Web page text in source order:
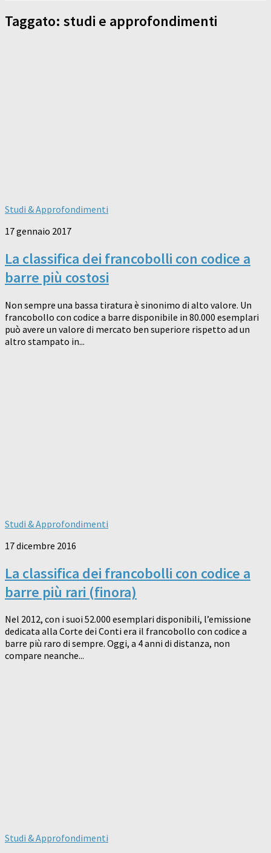
Taggato: studi e approfondimenti
Studi & Approfondimenti
17 gennaio 2017
La classifica dei francobolli con codice a
barre più costosi
Non sempre una bassa tiratura è sinonimo di alto valore. Un
francobollo con codice a barre disponibile in 80.000 esemplari
può avere un valore di mercato ben superiore rispetto ad un
altro stampato in...
Studi & Approfondimenti
17 dicembre 2016
La classifica dei francobolli con codice a
barre più rari (finora)
Nel 2012, con i suoi 52.000 esemplari disponibili, l’emissione
dedicata alla Corte dei Conti era il francobollo con codice a
barre più raro di sempre. Oggi, a 4 anni di distanza, non
compare neanche...
Studi & Approfondimenti